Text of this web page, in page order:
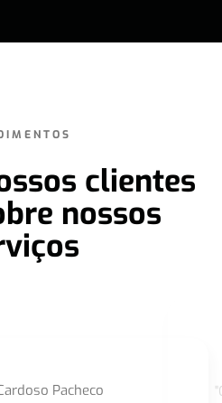
clientes
nossos